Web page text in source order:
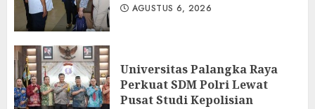
AGUSTUS 6, 2026
Universitas Palangka Raya
Perkuat SDM Polri Lewat
Pusat Studi Kepolisian